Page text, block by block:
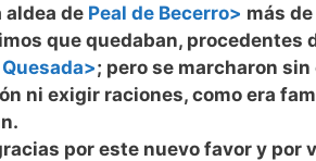
aldea de Peal de Becerro> más
que quedaban, procedentes
Quesada>; pero se marcharon
ni exigir raciones, como era
por este nuevo favor y por